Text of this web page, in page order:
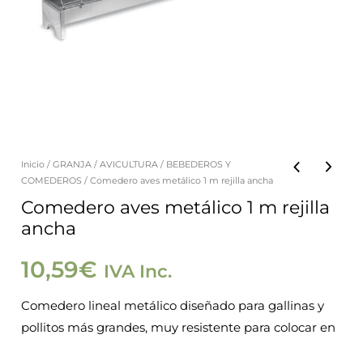
Inicio /GRANJA /AVICULTURA / BEBEDEROS Y
COMEDEROS / Comedero aves metálico 1 m rejilla ancha
Comedero aves metálico 1 m rejilla
ancha
10,59€ IVA Inc.
Comedero lineal metálico diseñado para gallinas y
pollitos más grandes, muy resistente para colocar en